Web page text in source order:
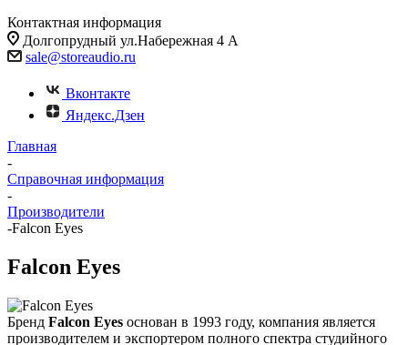
Контактная информация
Долгопрудный ул.Набережная 4 А
sale@storeaudio.ru
Вконтакте
Яндекс.Дзен
Главная
-
Справочная информация
-
Производители
-Falcon Eyes
Falcon Eyes
Бренд Falcon Eyes основан в 1993 году, компания является
производителем и экспортером полного спектра студийного